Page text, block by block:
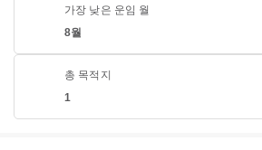
가장 낮은 운임 월
8월
총 목적지
1